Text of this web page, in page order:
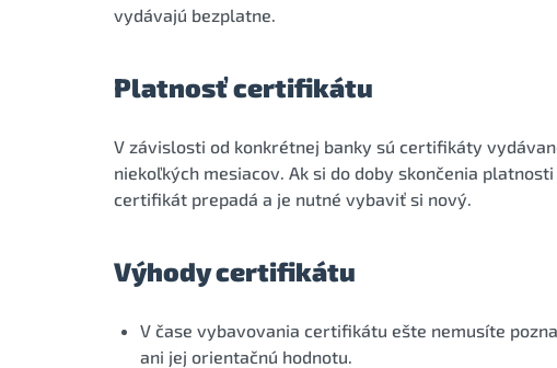
vydávajú bezplatne.
Platnosť certifikátu
V závislosti od konkrétnej banky sú certifikáty
niekoľkých mesiacov. Ak si do doby skončenia
certifikát prepadá a je nutné vybaviť si nový.
Výhody certifikátu
V čase vybavovania certifikátu ešte nemusíte
ani jej orientačnú hodnotu.